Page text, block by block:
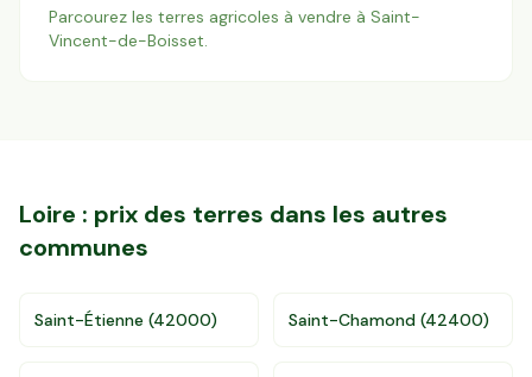
Parcourez les terres agricoles à vendre à Saint-
Vincent-de-Boisset.
Loire : prix des terres dans les autres
communes
Saint-Étienne (42000) Saint-Chamond (42400)